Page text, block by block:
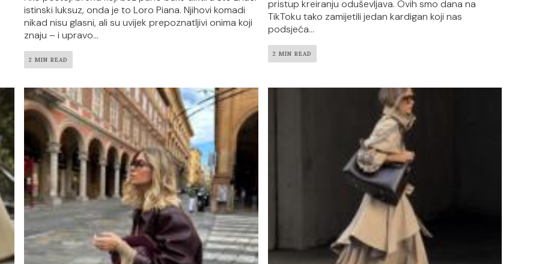
istinski luksuz, onda je to Loro Piana. Njihovi komadi
nikad nisu glasni, ali su uvijek prepoznatljivi onima koji
znaju – i upravo...
2 MIN READ
pristup kreiranju oduševljava. Ovih smo dana na
TikToku tako zamijetili jedan kardigan koji nas
podsjeća...
2 MIN READ